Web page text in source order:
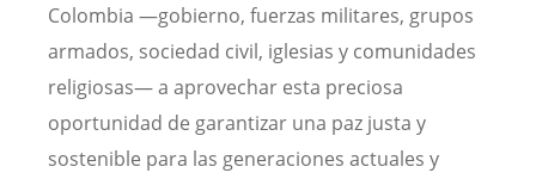
Colombia —gobierno, fuerzas militares, grupos
armados, sociedad civil, iglesias y comunidades
religiosas— a aprovechar esta preciosa
oportunidad de garantizar una paz justa y
sostenible para las generaciones actuales y